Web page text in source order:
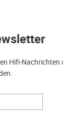
Hifi-Nachrichten